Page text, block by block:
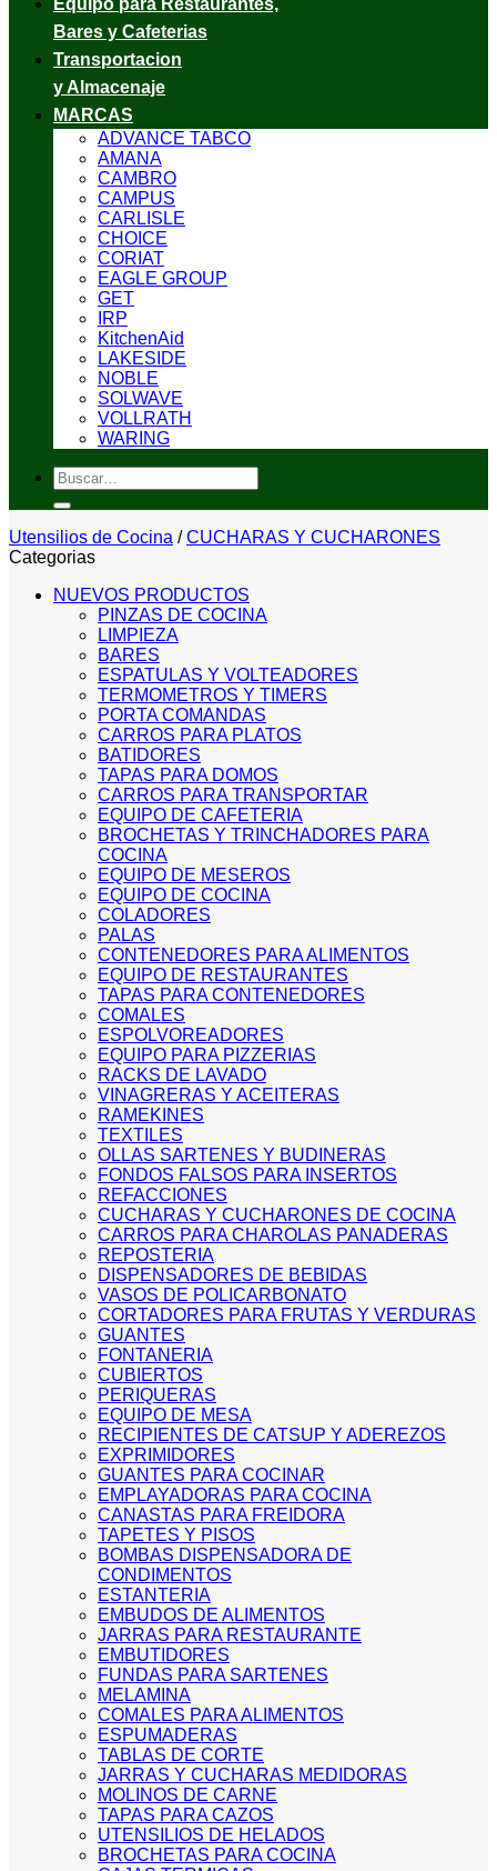
Equipo para Restaurantes,
Bares y Cafeterias
Transportacion
y Almacenaje
MARCAS
ADVANCE TABCO
AMANA
CAMBRO
CAMPUS
CARLISLE
CHOICE
CORIAT
EAGLE GROUP
GET
IRP
KitchenAid
LAKESIDE
NOBLE
SOLWAVE
VOLLRATH
WARING
Buscar
por:
Utensilios de Cocina / CUCHARAS Y CUCHARONES
Categorias
NUEVOS PRODUCTOS
PINZAS DE COCINA
LIMPIEZA
BARES
ESPATULAS Y VOLTEADORES
TERMOMETROS Y TIMERS
PORTA COMANDAS
CARROS PARA PLATOS
BATIDORES
TAPAS PARA DOMOS
CARROS PARA TRANSPORTAR
EQUIPO DE CAFETERIA
BROCHETAS Y TRINCHADORES PARA
COCINA
EQUIPO DE MESEROS
EQUIPO DE COCINA
COLADORES
PALAS
CONTENEDORES PARA ALIMENTOS
EQUIPO DE RESTAURANTES
TAPAS PARA CONTENEDORES
COMALES
ESPOLVOREADORES
EQUIPO PARA PIZZERIAS
RACKS DE LAVADO
VINAGRERAS Y ACEITERAS
RAMEKINES
TEXTILES
OLLAS SARTENES Y BUDINERAS
FONDOS FALSOS PARA INSERTOS
REFACCIONES
CUCHARAS Y CUCHARONES DE COCINA
CARROS PARA CHAROLAS PANADERAS
REPOSTERIA
DISPENSADORES DE BEBIDAS
VASOS DE POLICARBONATO
CORTADORES PARA FRUTAS Y VERDURAS
GUANTES
FONTANERIA
CUBIERTOS
PERIQUERAS
EQUIPO DE MESA
RECIPIENTES DE CATSUP Y ADEREZOS
EXPRIMIDORES
GUANTES PARA COCINAR
EMPLAYADORAS PARA COCINA
CANASTAS PARA FREIDORA
TAPETES Y PISOS
BOMBAS DISPENSADORA DE
CONDIMENTOS
ESTANTERIA
EMBUDOS DE ALIMENTOS
JARRAS PARA RESTAURANTE
EMBUTIDORES
FUNDAS PARA SARTENES
MELAMINA
COMALES PARA ALIMENTOS
ESPUMADERAS
TABLAS DE CORTE
JARRAS Y CUCHARAS MEDIDORAS
MOLINOS DE CARNE
TAPAS PARA CAZOS
UTENSILIOS DE HELADOS
BROCHETAS PARA COCINA